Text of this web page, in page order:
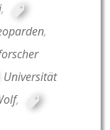
,
,
Universität
,